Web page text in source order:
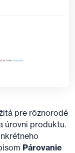
pre rôznorodé
úrovni produktu.
Párovanie